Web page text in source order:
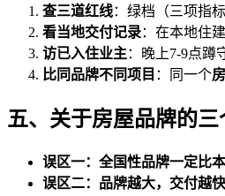
查三道红线：绿档（三项指
看当地交付记录：在本地住
访已入住业主：晚上7-9点蹲
比同品牌不同项目 ：同一个
五、关于房屋品牌的
误区一：全国性品牌一定比
误区二：品牌越大，交付越快